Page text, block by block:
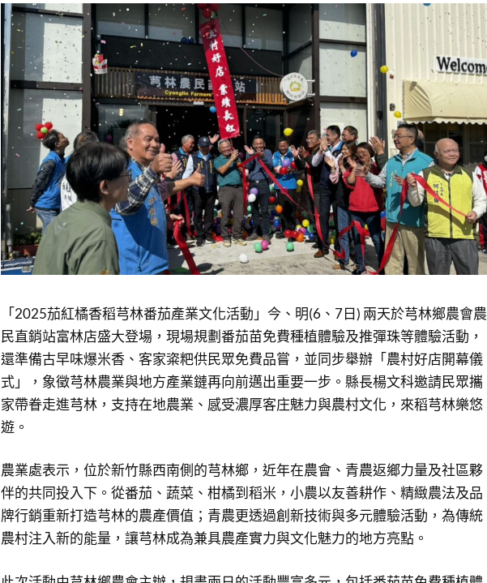
「2025茄紅橘香稻芎林番茄產業文化活動」今、明(6、7日) 兩天於芎林鄉農會農
民直銷站富林店盛大登場，現場規劃番茄苗免費種植體驗及推彈珠等體驗活動，
還準備古早味爆米香、客家粢粑供民眾免費品嘗，並同步舉辦「農村好店開幕儀
式」，象徵芎林農業與地方產業鏈再向前邁出重要一步。縣長楊文科邀請民眾攜
家帶眷走進芎林，支持在地農業、感受濃厚客庄魅力與農村文化，來稻芎林樂悠
遊。
農業處表示，位於新竹縣西南側的芎林鄉，近年在農會、青農返鄉力量及社區夥
伴的共同投入下。從番茄、蔬菜、柑橘到稻米，小農以友善耕作、精緻農法及品
牌行銷重新打造芎林的農產價值；青農更透過創新技術與多元體驗活動，為傳統
農村注入新的能量，讓芎林成為兼具農產實力與文化魅力的地方亮點。